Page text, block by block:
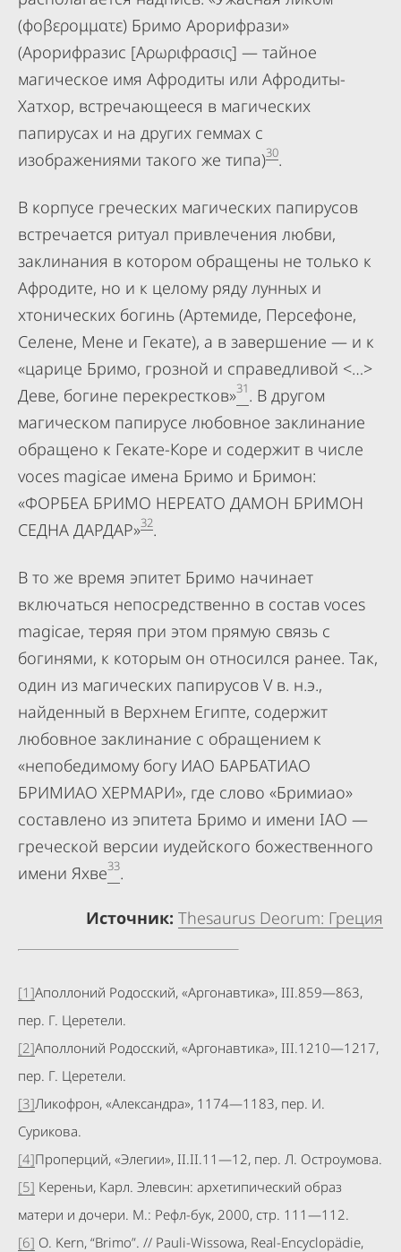
(φοβερομματε) Бримо Арорифрази»
(Арорифразис [Αρωριφρασις] — тайное
магическое имя Афродиты или Афродиты-
Хатхор, встречающееся в магических
папирусах и на других геммах с
изображениями такого же типа)30.
В корпусе греческих магических папирусов
встречается ритуал привлечения любви,
заклинания в котором обращены не только к
Афродите, но и к целому ряду лунных и
хтонических богинь (Артемиде, Персефоне,
Селене, Мене и Гекате), а в завершение — и к
«царице Бримо, грозной и справедливой <…>
Деве, богине перекрестков»31. В другом
магическом папирусе любовное заклинание
обращено к Гекате-Коре и содержит в числе
voces magicae имена Бримо и Бримон:
«ФОРБЕА БРИМО НЕРЕАТО ДАМОН БРИМОН
СЕДНА ДАРДАР»32.
В то же время эпитет Бримо начинает
включаться непосредственно в состав voces
magicae, теряя при этом прямую связь с
богинями, к которым он относился ранее. Так,
один из магических папирусов V в. н.э.,
найденный в Верхнем Египте, содержит
любовное заклинание с обращением к
«непобедимому богу ИАО БАРБАТИАО
БРИМИАО ХЕРМАРИ», где слово «Бримиао»
составлено из эпитета Бримо и имени IAO —
греческой версии иудейского божественного
имени Яхве33.
Источник: Thesaurus Deorum: Греция
[1]Аполлоний Родосский, «Аргонавтика», III.859—863,
пер. Г. Церетели.
[2]Аполлоний Родосский, «Аргонавтика», III.1210—1217,
пер. Г. Церетели.
[3]Ликофрон, «Александра», 1174—1183, пер. И.
Сурикова.
[4]Проперций, «Элегии», II.II.11—12, пер. Л. Остроумова.
[5] Кереньи, Карл. Элевсин: архетипический образ
матери и дочери. М.: Рефл-бук, 2000, стр. 111—112.
[6] O. Kern, “Brimo”. // Pauli-Wissowa, Real-Encyclopädie,